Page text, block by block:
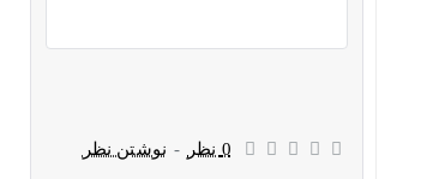
0 نظر - نوشتن نظر